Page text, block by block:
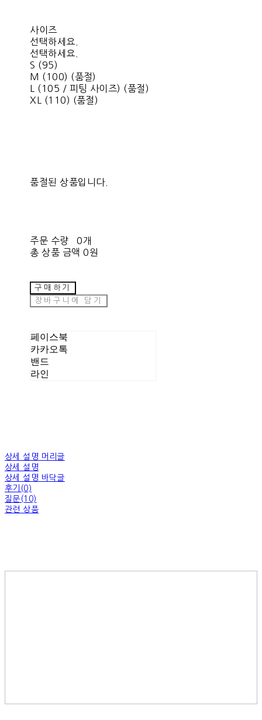
사이즈
선택하세요.
선택하세요.
S (95)
M (100) (품절)
L (105 / 피팅 사이즈) (품절)
XL (110) (품절)
품절된 상품입니다.
주문 수량
0개
총 상품 금액 0원
구매하기
장바구니에 담기
페이스북
카카오톡
밴드
라인
상세 설명 머리글
상세 설명
상세 설명 바닥글
후기(0)
질문(10)
관련 상품